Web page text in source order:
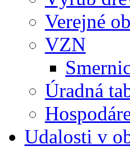
Verejné
VZN
Úradná
Udalosti v